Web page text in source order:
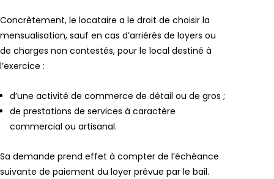
Concrètement, le locataire a le droit de choisir la
mensualisation, sauf en cas d’arriérés de loyers ou
de charges non contestés, pour le local destiné à
l’exercice :
d’une activité de commerce de détail ou de gros ;
de prestations de services à caractère
commercial ou artisanal.
Sa demande prend effet à compter de l’échéance
suivante de paiement du loyer prévue par le bail.